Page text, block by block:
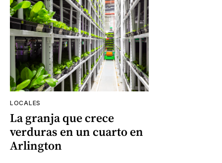
LOCALES
La granja que crece
verduras en un cuarto en
Arlington